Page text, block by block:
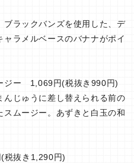
ラックバンズを使用した、デ
ラメルベースのバナナがポイ
ジー 1,069円(税抜き990円)
じゅうに差し替えられる前の
ムージー。あずきと白玉の和
税抜き1,290円)